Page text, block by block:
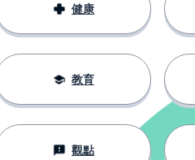
健康
教育
觀點